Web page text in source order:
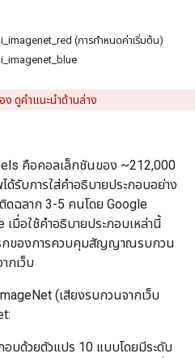
(การกำหนดค่าเริ่มต้น)
ดูคำแนะนำด้านล่าง
คือคอลเล็กชันของ ~212,000
รับการใส่คำอธิบายประกอบอย่าง
ดฉลาก 3-5 คนโดย Google
มื่อใช้คำอธิบายประกอบเหล่านี้
กของการควบคุมสัญญาณรบกวน
กเว็บ
(เสียงรบกวนจากเว็บ
อบด้วยตัวแปร 10 แบบโดยมีระดับ